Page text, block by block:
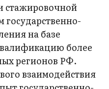
стажировочной
на базе
более
регионов РФ.
взаимодействия